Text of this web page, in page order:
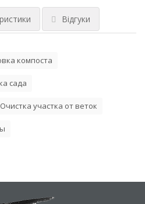
Відгуки
компоста
сада
Очистка участка от веток